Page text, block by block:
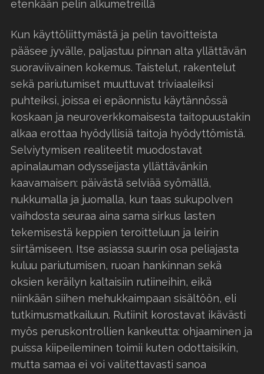
etenkään pelin alkumetreillä
Kun käyttöliittymästä ja pelin tavoitteista
pääsee jyvälle, paljastuu pinnan alta yllättävän
suoraviivainen kokemus. Taistelut, rakentelut
sekä pariutumiset muuttuvat triviaaleiksi
puhteiksi, joissa ei epäonnistu käytännössä
koskaan ja neuroverkkomaisesta taitopuustakin
alkaa erottaa hyödyllisiä taitoja hyödyttömistä.
Selviytymisen realiteetit muodostavat
apinalauman odysseijasta yllättävänkin
kaavamaisen: päivästä selviää syömällä,
nukkumalla ja juomalla, kun taas sukupolven
vaihdosta seuraa aina sama sirkus lasten
tekemisestä keppien teroitteluun ja leirin
siirtämiseen. Itse asiassa suurin osa peliajasta
kuluu pariutumisen, ruoan hankinnan sekä
oksien keräilyn kaltaisiin rutiineihin, eikä
niinkään siihen mehukkaimpaan sisältöön, eli
tutkimusmatkailuun. Rutiinit korostavat ikävästi
myös peruskontrollien kankeutta: ohjaaminen ja
puissa kiipeileminen toimii kuten odottaisikin,
mutta samaa ei voi valitettavasti sanoa